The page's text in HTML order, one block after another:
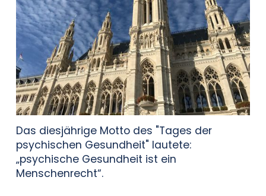
Kontakt
Das diesjährige Motto des "Tages der
psychischen Gesundheit" lautete:
„psychische Gesundheit ist ein
Menschenrecht“.